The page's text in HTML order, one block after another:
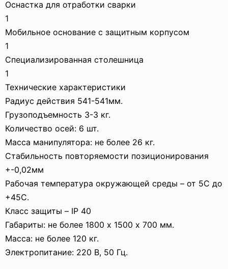
Оснастка для отработки сварки
1
Мобильное основание с защитным корпусом
1
Специализированная столешница
1
Технические характеристики
Радиус действия 541-541мм.
Грузоподъемность 3-3 кг.
Количество осей: 6 шт.
Масса манипулятора: не более 26 кг.
Стабильность повторяемости позиционирования
+-0,02мм
Рабочая температура окружающей среды – от 5С до
+45С.
Класс защиты – IP 40
Габариты: не более 1800 х 1500 х 700 мм.
Масса: не более 120 кг.
Электропитание: 220 В, 50 Гц.